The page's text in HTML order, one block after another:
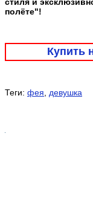
полёте"!
Купить
Теги: фея девушка